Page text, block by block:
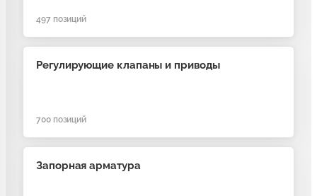
497позиций
Регулирующие клапаны и приводы
700позиций
Запорная арматура
гарнитуры для радиаторов
для дизайн-радиаторов 50